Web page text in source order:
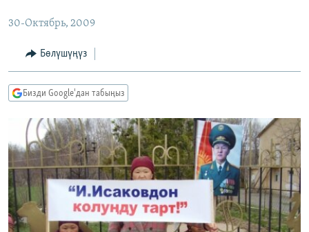
ЭКОНОМИКА
МАДАНИЯТ
БОРБОР АЗИЯ
АТАЙЫН ИЛИКТӨӨ
ТВ ПРОГРАММАЛАР
ЭКСПЕРТТЕР ТАЛДАЙТ
БИЗ ЖАНА ДҮЙНӨ
ДАНИСТЕ
ЭЖЕ-СИҢДИЛЕР
АЗАТТЫК+
ЫҢГАЙСЫЗ СУРООЛОР
ӨЗГӨЧӨ ПИКИР
Русский
ОНЛАЙН ШЕРИНЕ
30-Октябрь, 2009
Бөлүшүңүз
Бизди Google'дан табыңыз